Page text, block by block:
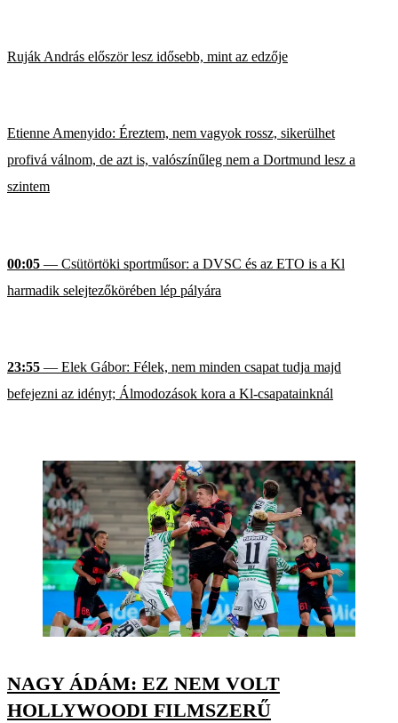
Ruják András először lesz idősebb, mint az edzője
Etienne Amenyido: Éreztem, nem vagyok rossz, sikerülhet
profivá válnom, de azt is, valószínűleg nem a Dortmund lesz a
szintem
00:05 — Csütörtöki sportműsor: a DVSC és az ETO is a Kl
harmadik selejtezőkörében lép pályára
23:55 — Elek Gábor: Félek, nem minden csapat tudja majd
befejezni az idényt; Álmodozások kora a Kl-csapatainknál
NAGY ÁDÁM: EZ NEM VOLT
HOLLYWOODI FILMSZERŰ